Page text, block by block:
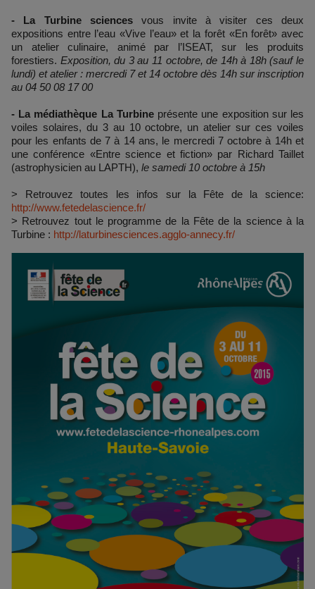
- La Turbine sciences vous invite à visiter ces deux
expositions entre l’eau «Vive l’eau» et la forêt «En forêt» avec
un atelier culinaire, animé par l’ISEAT, sur les produits
forestiers. Exposition, du 3 au 11 octobre, de 14h à 18h (sauf le
lundi) et atelier : mercredi 7 et 14 octobre dès 14h sur inscription
au 04 50 08 17 00
- La médiathèque La Turbineprésente une exposition sur les
voiles solaires, du 3 au 10 octobre, un atelier sur ces voiles
pour les enfants de 7 à 14 ans, le mercredi 7 octobre à 14h et
une conférence «Entre science et fiction» par Richard Taillet
(astrophysicien au LAPTH), le samedi 10 octobre à 15h
> Retrouvez toutes les infos sur la Fête de la science:
http://www.fetedelascience.fr/
> Retrouvez tout le programme de la Fête de la science à la
Turbine : http://laturbinesciences.agglo-annecy.fr/